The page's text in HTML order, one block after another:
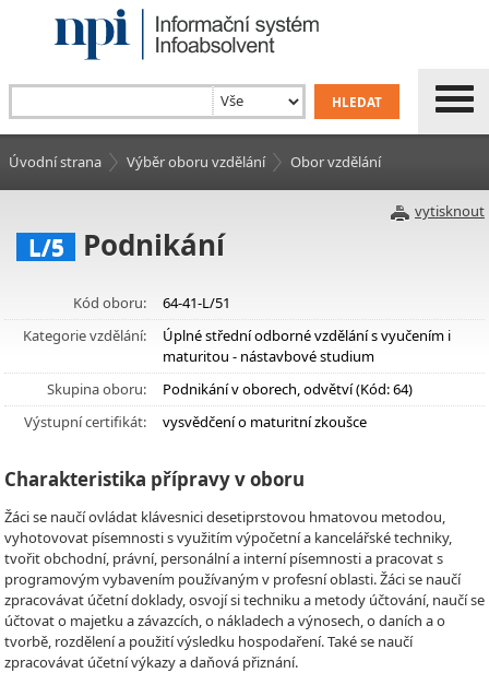
Úvodní strana Výběr oboru vzdělání Obor vzdělání
vytisknout
L/5 Podnikání
Kód oboru:
64-41-L/51
Kategorie vzdělání:
Úplné střední odborné vzdělání s vyučením i
maturitou - nástavbové studium
Skupina oboru:
Podnikání v oborech, odvětví (Kód: 64)
Výstupní certifikát:
vysvědčení o maturitní zkoušce
Charakteristika přípravy v oboru
Žáci se naučí ovládat klávesnici desetiprstovou hmatovou metodou,
vyhotovovat písemnosti s využitím výpočetní a kancelářské techniky,
tvořit obchodní, právní, personální a interní písemnosti a pracovat s
programovým vybavením používaným v profesní oblasti. Žáci se naučí
zpracovávat účetní doklady, osvojí si techniku a metody účtování, naučí se
účtovat o majetku a závazcích, o nákladech a výnosech, o daních a o
tvorbě, rozdělení a použití výsledku hospodaření. Také se naučí
zpracovávat účetní výkazy a daňová přiznání.